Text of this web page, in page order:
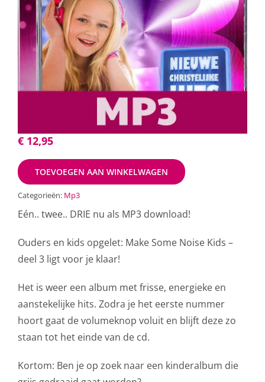
€12,95
TOEVOEGEN AAN WINKELWAGEN
Categorieën: Mp3
Eén.. twee.. DRIE nu als MP3 download!
Ouders en kids opgelet: Make Some Noise Kids –
deel 3 ligt voor je klaar!
Het is weer een album met frisse, energieke en
aanstekelijke hits. Zodra je het eerste nummer
hoort gaat de volumeknop voluit en blijft deze zo
staan tot het einde van de cd.
Kortom: Ben je op zoek naar een kinderalbum die